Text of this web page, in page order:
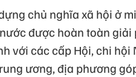
chủ nghĩa xã hội ở
được hoàn toàn
với các cấp Hội, chi
ương, địa phương